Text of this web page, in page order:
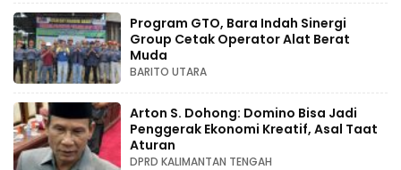
Program GTO, Bara Indah Sinergi
Group Cetak Operator Alat Berat
Muda
BARITO UTARA
Arton S. Dohong: Domino Bisa Jadi
Penggerak Ekonomi Kreatif, Asal Taat
Aturan
DPRD KALIMANTAN TENGAH